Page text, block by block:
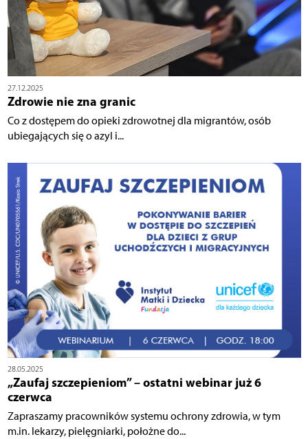
27.12.2025
Zdrowie nie zna granic
Co z dostępem do opieki zdrowotnej dla migrantów, osób
ubiegających się o azyl i...
28.05.2025
„Zaufaj szczepieniom” – ostatni webinar już 6
czerwca
Zapraszamy pracowników systemu ochrony zdrowia, w tym
m.in. lekarzy, pielęgniarki, położne do...